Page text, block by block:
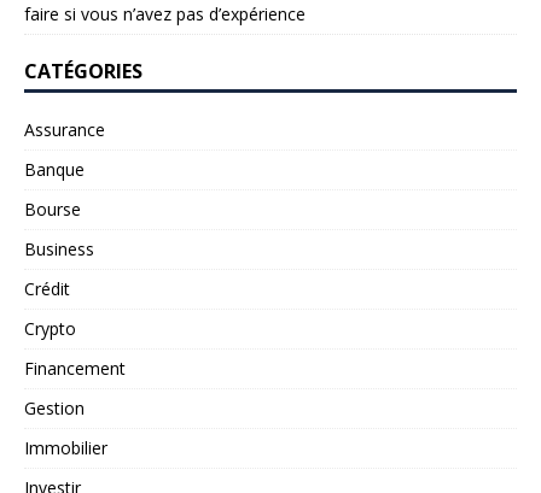
faire si vous n’avez pas d’expérience
CATÉGORIES
Assurance
Banque
Bourse
Business
Crédit
Crypto
Financement
Gestion
Immobilier
Investir